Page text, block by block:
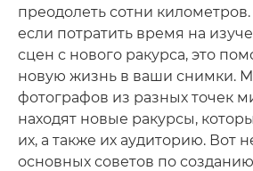
преодолеть сотни
если потратить время на
сцен с нового ракурса, это
новую жизнь в ваши снимки.
фотографов из разных точек
находят новые ракурсы,
их, а также их аудиторию. Вот
основных советов по